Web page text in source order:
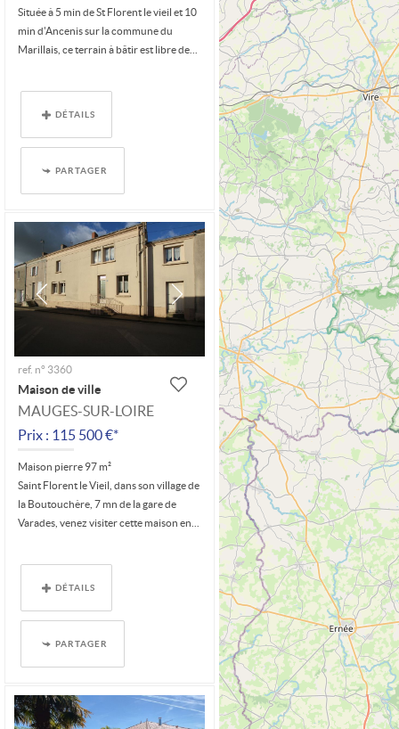
Située à 5 min de St Florent le vieil et 10
min d'Ancenis sur la commune du
Marillais, ce terrain à bâtir est libre de...
DÉTAILS
PARTAGER
ref. n° 3360
Maison de ville
MAUGES-SUR-LOIRE
Prix : 115 500 €*
Maison pierre 97 m²
Saint Florent le Vieil, dans son village de
la Boutouchère, 7 mn de la gare de
Varades, venez visiter cette maison en...
DÉTAILS
PARTAGER